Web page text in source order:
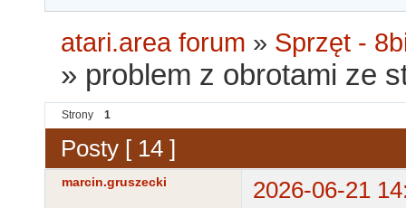
atari.area forum » Sprzęt -
» problem z obrotami ze
Strony 1
Posty [ 14 ]
marcin.gruszecki
2026-06-21